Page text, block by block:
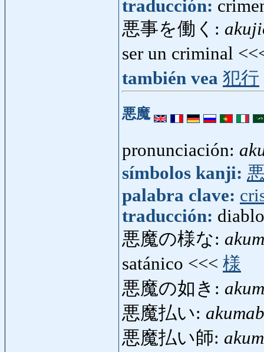
traducción:
悪事を働く:
ser un criminal
también vea 犯行
悪魔
pronunciación:
símbolos kanji:
palabra clave:
traducción:
悪魔の様な:
satánico <<< 様
悪魔の如き:
悪魔払い:
悪魔払い師: